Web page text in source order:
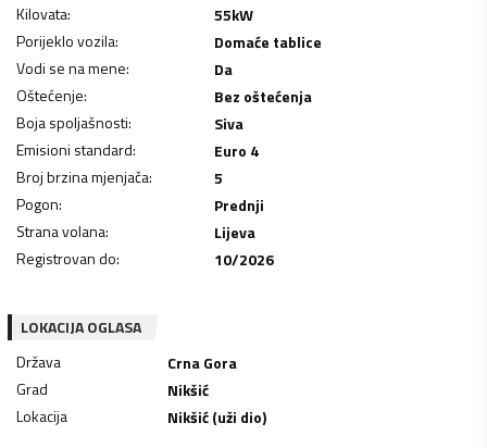
Kilovata: 55kW
Porijeklo vozila:
Domaće tablice
Vodi se na mene:
Da
Oštećenje:
Bez oštećenja
Boja spoljašnosti:
Siva
Emisioni standard:
Euro 4
Broj brzina mjenjača:
5
Pogon:
Prednji
Strana volana:
Lijeva
Registrovan do: 10/2026
LOKACIJA OGLASA
Država
Crna Gora
Grad
Nikšić
Lokacija
Nikšić (uži dio)